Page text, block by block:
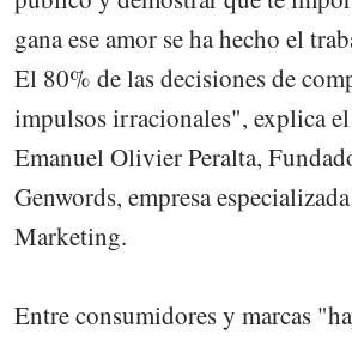
gana ese amor se ha hecho el
El 80% de las decisiones de
impulsos irracionales", explica
Emanuel Olivier Peralta,
Genwords, empresa
Marketing.
Entre consumidores y marcas